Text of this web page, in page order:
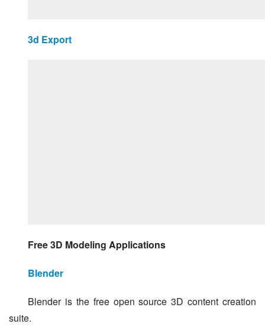
3d Export
Free 3D Modeling Applications
Blender
Blender is the free open source 3D content creation
suite.